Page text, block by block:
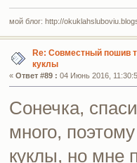
мой блог: http://
Re: Совместный пошив
куклы
«Ответ #89 : 04 Июнь 2016,
Сонечка,
много,
куклы, но мне